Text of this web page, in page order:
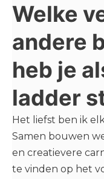
Welke
andere
heb je
ladder
Het liefst ben ik
Samen bouwen
en creatievere
te vinden op het